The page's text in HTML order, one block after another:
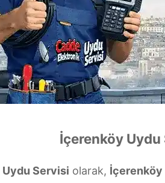
İçerenköy Uydu
Servisi olarak, İçerenköy